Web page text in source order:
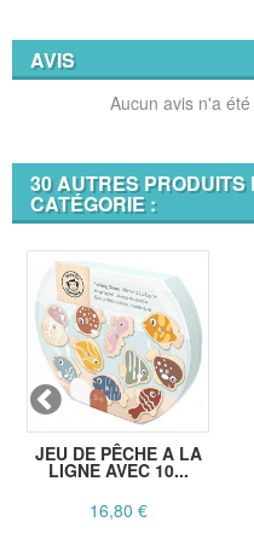
AVIS
Aucun avis n'a
30 AUTRES PRODUITS
CATÉGORIE :
JEU DE PÊCHE A LA
LIGNE AVEC 10...
16,80 €